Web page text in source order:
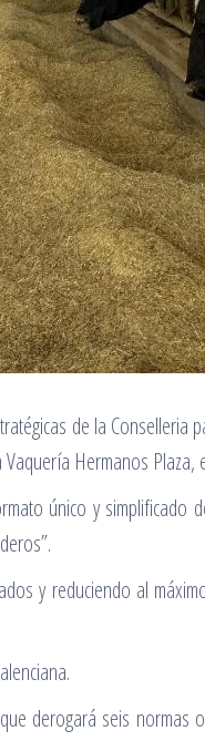
de la Conselleria
Hermanos Plaza,
único y simplificado
y reduciendo al
derogará seis normas